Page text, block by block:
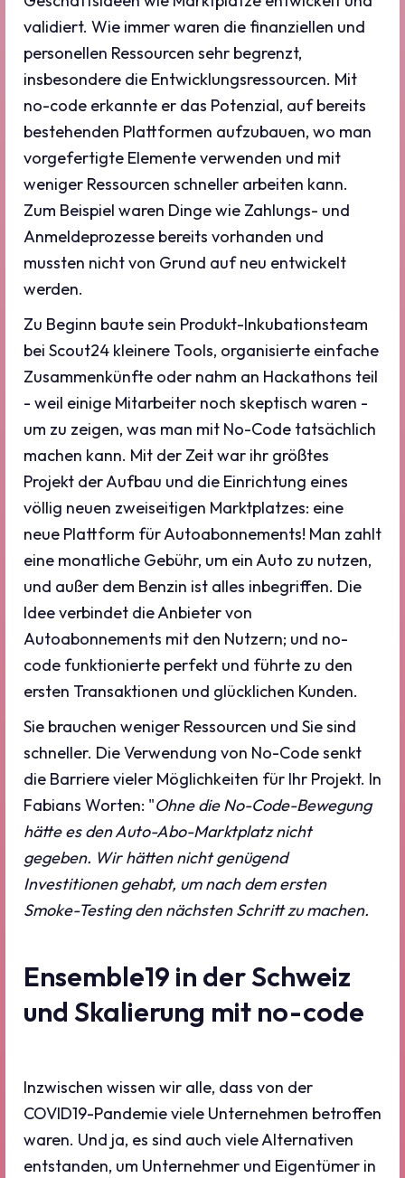
validiert. Wie immer waren die finanziellen und
personellen Ressourcen sehr begrenzt,
insbesondere die Entwicklungsressourcen. Mit
no-code erkannte er das Potenzial, auf bereits
bestehenden Plattformen aufzubauen, wo man
vorgefertigte Elemente verwenden und mit
weniger Ressourcen schneller arbeiten kann.
Zum Beispiel waren Dinge wie Zahlungs- und
Anmeldeprozesse bereits vorhanden und
mussten nicht von Grund auf neu entwickelt
werden.
Zu Beginn baute sein Produkt-Inkubationsteam
bei Scout24 kleinere Tools, organisierte einfache
Zusammenkünfte oder nahm an Hackathons teil
- weil einige Mitarbeiter noch skeptisch waren -
um zu zeigen, was man mit No-Code tatsächlich
machen kann. Mit der Zeit war ihr größtes
Projekt der Aufbau und die Einrichtung eines
völlig neuen zweiseitigen Marktplatzes: eine
neue Plattform für Autoabonnements! Man zahlt
eine monatliche Gebühr, um ein Auto zu nutzen,
und außer dem Benzin ist alles inbegriffen. Die
Idee verbindet die Anbieter von
Autoabonnements mit den Nutzern; und no-
code funktionierte perfekt und führte zu den
ersten Transaktionen und glücklichen Kunden.
Sie brauchen weniger Ressourcen und Sie sind
schneller. Die Verwendung von No-Code senkt
die Barriere vieler Möglichkeiten für Ihr Projekt. In
Fabians Worten: "Ohne die No-Code-Bewegung
hätte es den Auto-Abo-Marktplatz nicht
gegeben. Wir hätten nicht genügend
Investitionen gehabt, um nach dem ersten
Smoke-Testing den nächsten Schritt zu machen.
Ensemble19 in der Schweiz
und Skalierung mit no-code
Inzwischen wissen wir alle, dass von der
COVID19-Pandemie viele Unternehmen betroffen
waren. Und ja, es sind auch viele Alternativen
entstanden, um Unternehmer und Eigentümer in